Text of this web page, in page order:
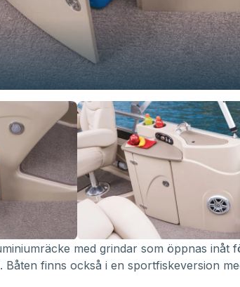
med grindar som öppnas inåt
finns också i en sportfiskeversion